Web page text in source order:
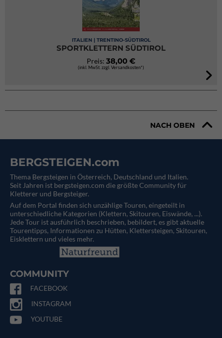
ITALIEN | TRENTINO-SÜDTIROL
SPORTKLETTERN SÜDTIROL
Preis: 38,00 €
(inkl. MwSt. zzgl. Versandkosten*)
NACH OBEN
BERGSTEIGEN.com
Thema Bergsteigen in Österreich, Deutschland und Italien.
Seit Jahren ist bergsteigen.com die größte Community für
Kletterer und Bergsteiger.
Auf dem Portal finden sich unzählige Touren, eingeteilt in
unterschiedliche Kategorien (Klettern, Skitouren, Eiswände, ...).
Jede Tour ist ausführlich beschrieben, bebildert, es gibt aktuelle
Tourentipps, Informationen zu Hütten, Klettersteigen, Skitouren,
Eisklettern und vieles mehr.
COMMUNITY
FACEBOOK
INSTAGRAM
YOUTUBE